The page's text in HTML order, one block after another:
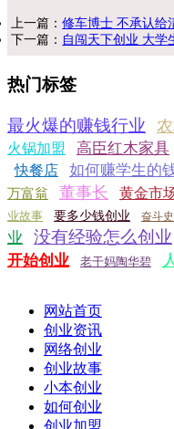
上一篇：修车博士 不承认给
下一篇： 自闯天下创业 大学
热门标签
最火爆的赚钱行业
火锅加盟
高臣红木家具
快餐店 如何赚学生的
万富翁
董事长 黄金市
业故事
要多少钱创业 奋斗史
业
没有经验怎么创业
开始创业
老干妈陶华碧
网站首页
创业资讯
网络创业
创业故事
小本创业
如何创业
创业加盟